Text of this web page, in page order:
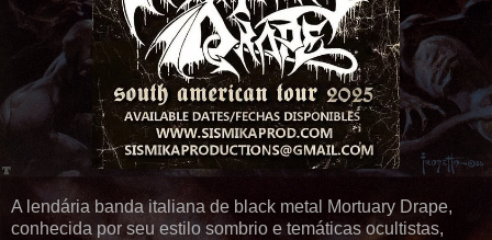
A lendária banda italiana de black metal Mortuary Drape,
conhecida por seu estilo sombrio e temáticas ocultistas,